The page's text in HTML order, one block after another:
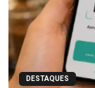
DESTAQUES